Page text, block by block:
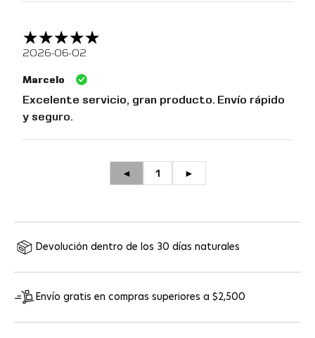
2026-06-02
Marcelo
Excelente servicio, gran producto. Envío rápido
y seguro.
◄ 1 ►
Devolución dentro de los 30 días naturales
Envío gratis en compras superiores a $2,500